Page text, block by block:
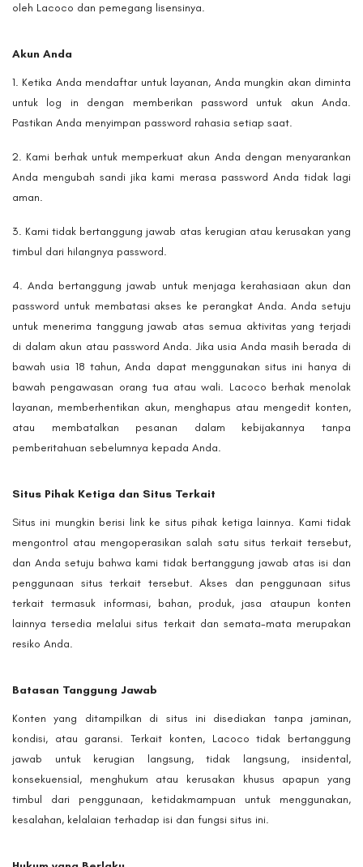
oleh Lacoco dan pemegang lisensinya.
Akun Anda
Ketika Anda mendaftar untuk layanan, Anda mungkin akan diminta
untuk log in dengan memberikan password untuk akun Anda.
Pastikan Anda menyimpan password rahasia setiap saat.
Kami berhak untuk memperkuat akun Anda dengan menyarankan
Anda mengubah sandi jika kami merasa password Anda tidak lagi
aman.
Kami tidak bertanggung jawab atas kerugian atau kerusakan yang
timbul dari hilangnya password.
Anda bertanggung jawab untuk menjaga kerahasiaan akun dan
password untuk membatasi akses ke perangkat Anda. Anda setuju
untuk menerima tanggung jawab atas semua aktivitas yang terjadi
di dalam akun atau password Anda. Jika usia Anda masih berada di
bawah usia 18 tahun, Anda dapat menggunakan situs ini hanya di
bawah pengawasan orang tua atau wali. Lacoco berhak menolak
layanan, memberhentikan akun, menghapus atau mengedit konten,
atau membatalkan pesanan dalam kebijakannya tanpa
pemberitahuan sebelumnya kepada Anda.
Situs Pihak Ketiga dan Situs Terkait
Situs ini mungkin berisi link ke situs pihak ketiga lainnya. Kami tidak
mengontrol atau mengoperasikan salah satu situs terkait tersebut,
dan Anda setuju bahwa kami tidak bertanggung jawab atas isi dan
penggunaan situs terkait tersebut. Akses dan penggunaan situs
terkait termasuk informasi, bahan, produk, jasa ataupun konten
lainnya tersedia melalui situs terkait dan semata-mata merupakan
resiko Anda.
Batasan Tanggung Jawab
Konten yang ditampilkan di situs ini disediakan tanpa jaminan,
kondisi, atau garansi. Terkait konten, Lacoco tidak bertanggung
jawab untuk kerugian langsung, tidak langsung, insidental,
konsekuensial, menghukum atau kerusakan khusus apapun yang
timbul dari penggunaan, ketidakmampuan untuk menggunakan,
kesalahan, kelalaian terhadap isi dan fungsi situs ini.